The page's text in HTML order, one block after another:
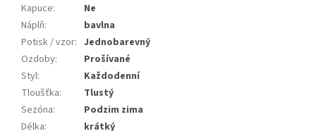
Kapuce:
Ne
Náplň:
bavlna
Potisk / vzor: Jednobarevný
Ozdoby:
Prošívané
Styl:
Každodenní
Tloušťka:
Tlustý
Sezóna:
Podzim zima
Délka:
krátký